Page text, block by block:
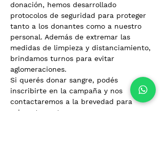
donación, hemos desarrollado
protocolos de seguridad para proteger
tanto a los donantes como a nuestro
personal. Además de extremar las
medidas de limpieza y distanciamiento,
brindamos turnos para evitar
aglomeraciones.
Si querés donar sangre, podés
inscribirte en la campaña y nos
contactaremos a la brevedad para
asignarte un turno.